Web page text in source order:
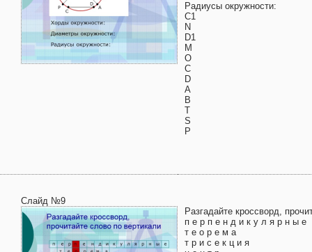
Радиусы окружности:
С1
N
D1
M
O
C
D
A
B
T
S
P
Слайд №9
Разгадайте кроссворд,
п е р п е н д и к у л я р н ы е
т е о р е м а
т р и с е к ц и я